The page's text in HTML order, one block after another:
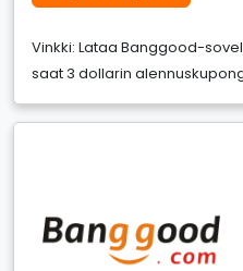
Vinkki: Lataa Banggood-
saat 3 dollarin